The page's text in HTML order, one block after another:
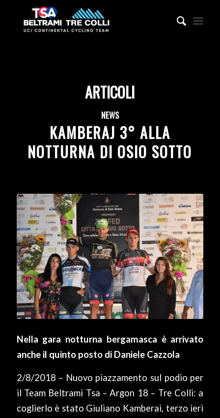
ARTICOLI
NEWS
KAMBERAJ 3° ALLA
NOTTURNA DI OSIO SOTTO
Nella gara notturna bergamasca è arrivato
anche il quinto posto di Daniele Cazzola
2/8/2018 – Nuovo piazzamento sul podio per
il Team Beltrami Tsa – Argon 18 – Tre Colli: a
coglierlo è stato Giuliano Kamberai, terzo ieri